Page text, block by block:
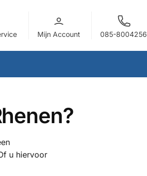
Mijn Account 085-8004256
u hiervoor